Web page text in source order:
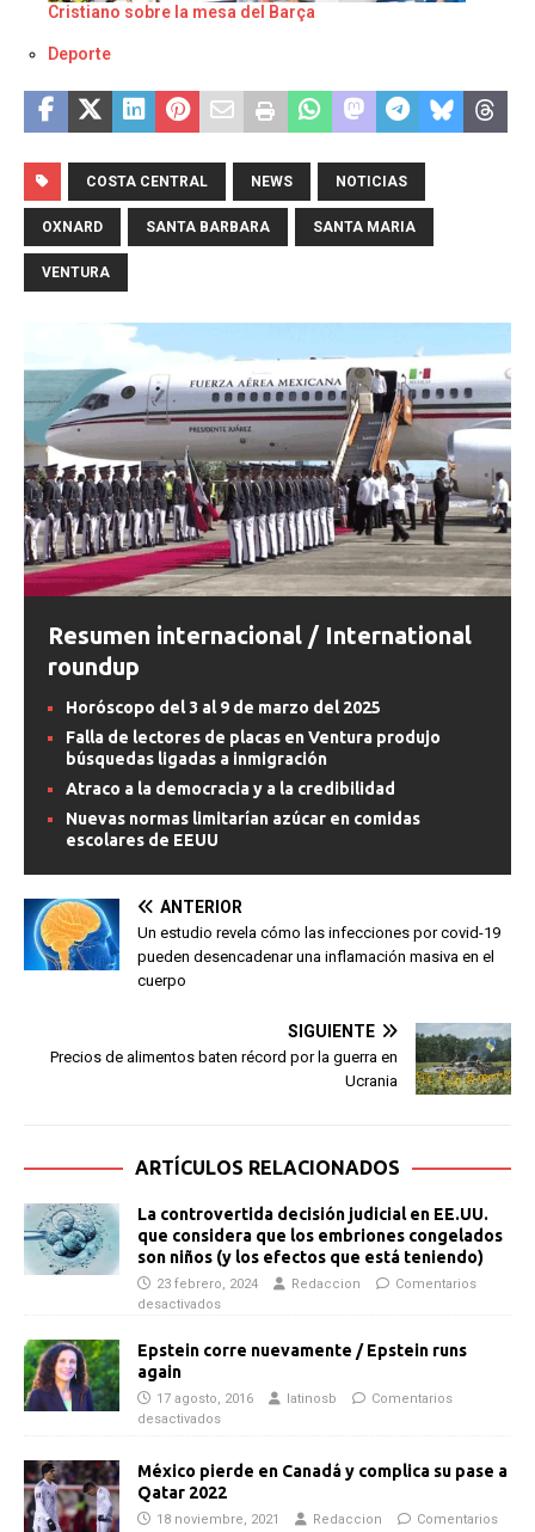
Cristiano sobre la mesa del Barça
Respecto a
Deporte
COSTA CENTRAL NEWS NOTICIAS
OXNARD SANTA BARBARA SANTA MARIA
VENTURA
Resumen internacional / International
roundup
Horóscopo del 3 al 9 de marzo del 2025
Falla de lectores de placas en Ventura produjo
búsquedas ligadas a inmigración
Atraco a la democracia y a la credibilidad
Nuevas normas limitarían azúcar en comidas
escolares de EEUU
ANTERIOR
Un estudio revela cómo las infecciones por covid-19
pueden desencadenar una inflamación masiva en el
cuerpo
SIGUIENTE
Precios de alimentos baten récord por la guerra en
Ucrania
ARTÍCULOS RELACIONADOS
La controvertida decisión judicial en EE.UU.
que considera que los embriones congelados
son niños (y los efectos que está teniendo)
23 febrero, 2024 Redaccion
Comentarios
desactivados
Epstein corre nuevamente / Epstein runs
again
17 agosto, 2016 latinosb
Comentarios
desactivados
México pierde en Canadá y complica su pase a
Qatar 2022
18 noviembre, 2021 Redaccion Comentarios